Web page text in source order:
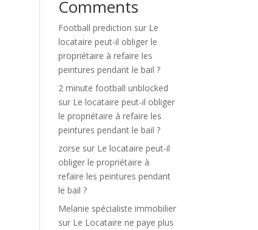
Comments
Football prediction sur Le
locataire peut-il obliger le
propriétaire à refaire les
peintures pendant le bail ?
2 minute football unblocked
sur Le locataire peut-il obliger
le propriétaire à refaire les
peintures pendant le bail ?
zorse sur Le locataire peut-il
obliger le propriétaire à
refaire les peintures pendant
le bail ?
Melanie spécialiste immobilier
sur Le Locataire ne paye plus